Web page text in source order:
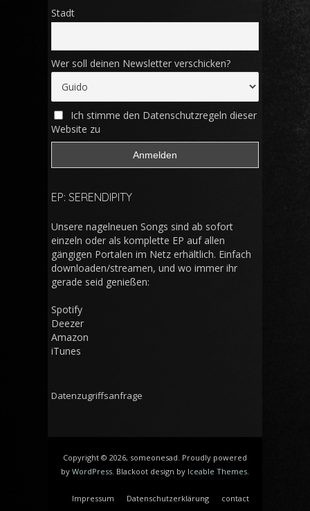
Stadt
Wer soll deinen Newsletter verschicken?
Ich stimme den Datenschutzregeln dieser
Website zu
EP: SERENDIPITY
Unsere nagelneuen Songs sind ab sofort
einzeln oder als komplette EP auf allen
gängigen Portalen im Netz erhältlich. Einfach
downloaden/streamen, und wo immer ihr
gerade seid genießen:
Spotify
Deezer
Amazon
iTunes
Datenzugriffsanfrage
Copyright © 2026, someonesad. Proudly powered
by WordPress . Blackoot design by Iceable Themes
Impressum Datenschutzerklärung contact